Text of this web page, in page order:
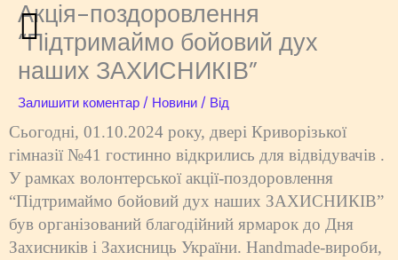
Перейти
вмісту
Акція-поздоровлення
“Підтримаймо бойовий дух
наших ЗАХИСНИКІВ”
Залишити коментар / Новини / Від
Сьогодні, 01.10.2024 року, двері Криворізької
гімназії №41 гостинно відкрились для відвідувачів .
У рамках волонтерської акції-поздоровлення
“Підтримаймо бойовий дух наших ЗАХИСНИКІВ”
був організований благодійний ярмарок до Дня
Захисників і Захисниць України. Нandmade-вироби,